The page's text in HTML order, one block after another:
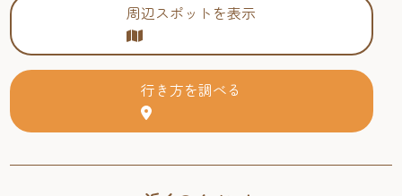
周辺スポットを表示
行き方を調べる